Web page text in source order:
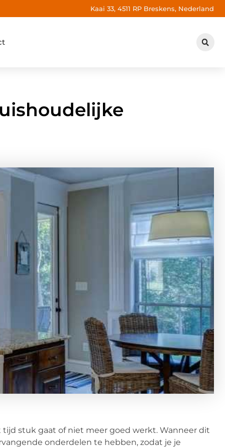
Kaai 33, 4511 RP Breskens, Nederland
stuk gaat of niet meer goed werkt. Wanneer dit
onderdelen te hebben, zodat je je